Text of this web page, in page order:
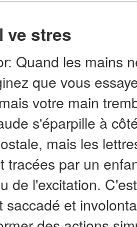
ve stres
Quand les mains
que vous
votre main
s'éparpille à
mais les
tracées par un
de l'excitation.
saccadé et